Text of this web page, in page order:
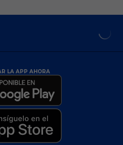
LA APP AHORA